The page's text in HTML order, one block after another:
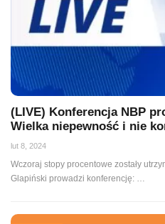
(LIVE) Konferencja NBP
Wielka niepewność i nie
lut 8, 2024
Wczoraj stopy procentowe zostały
Glapiński prowadzi konferencję: …